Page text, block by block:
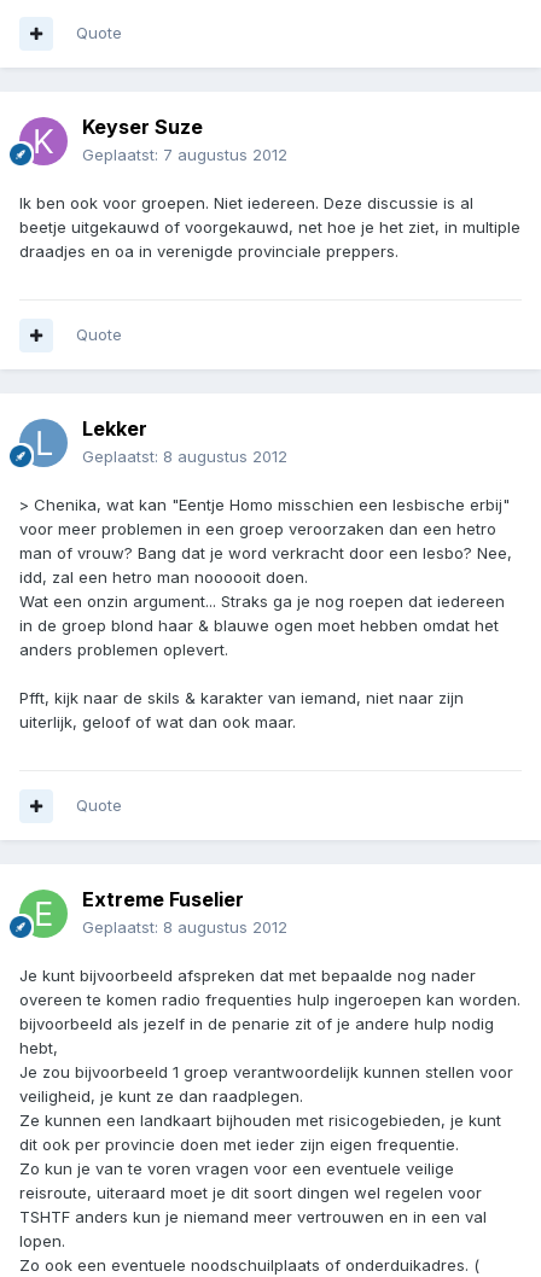
Quote
Keyser Suze
Geplaatst: 7 augustus 2012
Ik ben ook voor groepen. Niet iedereen. Deze discussie is al
beetje uitgekauwd of voorgekauwd, net hoe je het ziet, in multiple
draadjes en oa in verenigde provinciale preppers.
Quote
Lekker
Geplaatst: 8 augustus 2012
> Chenika, wat kan "Eentje Homo misschien een lesbische erbij"
voor meer problemen in een groep veroorzaken dan een hetro
man of vrouw? Bang dat je word verkracht door een lesbo? Nee,
idd, zal een hetro man noooooit doen.
Wat een onzin argument... Straks ga je nog roepen dat iedereen
in de groep blond haar & blauwe ogen moet hebben omdat het
anders problemen oplevert.
Pfft, kijk naar de skils & karakter van iemand, niet naar zijn
uiterlijk, geloof of wat dan ook maar.
Quote
Extreme Fuselier
Geplaatst: 8 augustus 2012
Je kunt bijvoorbeeld afspreken dat met bepaalde nog nader
overeen te komen radio frequenties hulp ingeroepen kan worden.
bijvoorbeeld als jezelf in de penarie zit of je andere hulp nodig
hebt,
Je zou bijvoorbeeld 1 groep verantwoordelijk kunnen stellen voor
veiligheid, je kunt ze dan raadplegen.
Ze kunnen een landkaart bijhouden met risicogebieden, je kunt
dit ook per provincie doen met ieder zijn eigen frequentie.
Zo kun je van te voren vragen voor een eventuele veilige
reisroute, uiteraard moet je dit soort dingen wel regelen voor
TSHTF anders kun je niemand meer vertrouwen en in een val
lopen.
Zo ook een eventuele noodschuilplaats of onderduikadres. (